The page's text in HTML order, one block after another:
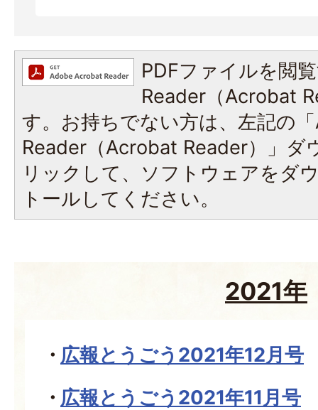
PDFファイルを閲
Reader（Acrobat
す。お持ちでない方は、左記の
Reader（Acrobat Reader）」ダ
リックして、ソフトウェアをダ
トールしてください。
2021年
広報とうごう2021年12月号
広報とうごう2021年11月号